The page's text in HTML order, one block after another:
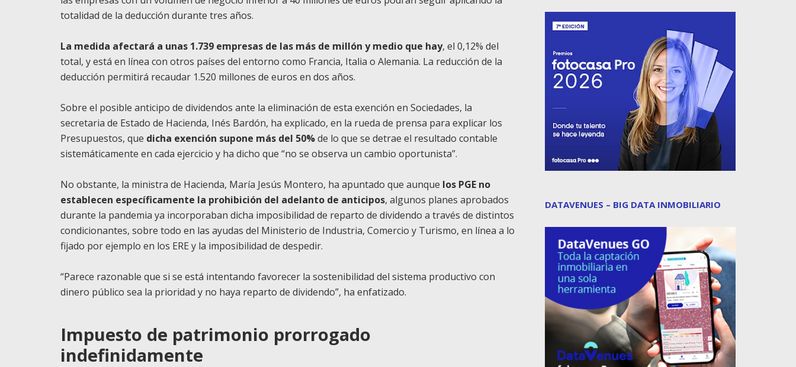
totalidad de la deducción durante tres años.
La medida afectará a unas 1.739 empresas de las más de millón y medio que hay, el 0,12% del
total, y está en línea con otros países del entorno como Francia, Italia o Alemania. La reducción de la
deducción permitirá recaudar 1.520 millones de euros en dos años.
Sobre el posible anticipo de dividendos ante la eliminación de esta exención en Sociedades, la
secretaria de Estado de Hacienda, Inés Bardón, ha explicado, en la rueda de prensa para explicar los
Presupuestos, que dicha exención supone más del 50%de lo que se detrae el resultado contable
sistemáticamente en cada ejercicio y ha dicho que “no se observa un cambio oportunista”.
No obstante, la ministra de Hacienda, María Jesús Montero, ha apuntado que aunque los PGE no
establecen específicamente la prohibición del adelanto de anticipos, algunos planes aprobados
durante la pandemia ya incorporaban dicha imposibilidad de reparto de dividendo a través de distintos
condicionantes, sobre todo en las ayudas del Ministerio de Industria, Comercio y Turismo, en línea a lo
fijado por ejemplo en los ERE y la imposibilidad de despedir.
“Parece razonable que si se está intentando favorecer la sostenibilidad del sistema productivo con
dinero público sea la prioridad y no haya reparto de dividendo”, ha enfatizado.
Impuesto de patrimonio prorrogado
indefinidamente
DATAVENUES – BIG DATA INMOBILIARIO